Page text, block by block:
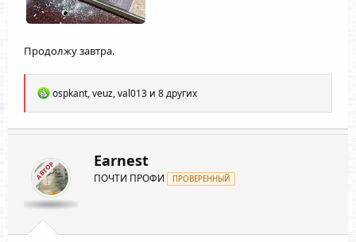
Продолжу завтра.
Р
а
к
и
и
:
ospkant,veuz,val013 и 8 других
АВТОР Earnest
ПОЧТИ ПРОФИ ПРОВЕРЕННЫЙ